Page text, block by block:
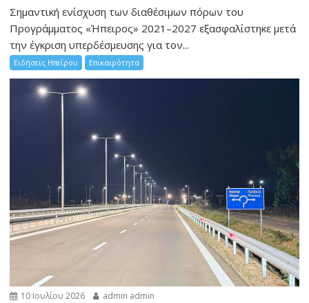
Σημαντική ενίσχυση των διαθέσιμων πόρων του
Προγράμματος «Ήπειρος» 2021–2027 εξασφαλίστηκε μετά
την έγκριση υπερδέσμευσης για τον...
Ειδήσεις Ηπείρου Επικαιρότητα
10 Ιουλίου 2026 admin admin